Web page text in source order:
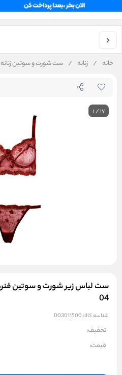
خانه / زنانه / ست شورت و سوتین زنانه
1/17
04
شناسه کالا: 003011500
تخفیف:
قیمت: